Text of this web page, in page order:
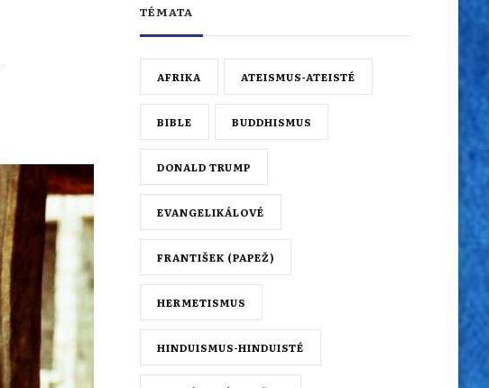
TÉMATA
AFRIKA ATEISMUS-ATEISTÉ
BIBLE BUDDHISMUS
DONALD TRUMP
EVANGELIKÁLOVÉ
FRANTIŠEK (PAPEŽ)
HERMETISMUS
HINDUISMUS-HINDUISTÉ